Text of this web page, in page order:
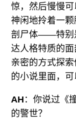
惊，然后慢慢
神闲地拎着一
剖尸体——特别
达人格特质的
亲密的方式探
的小说里面，可
AH ：你说过《
的警世？